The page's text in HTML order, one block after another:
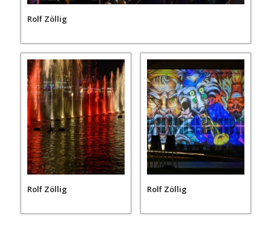
Rolf Zöllig
Rolf Zöllig Rolf Zöllig